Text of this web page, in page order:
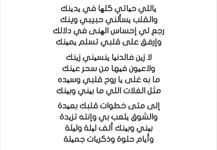
یاللي حیاتي كلھا في یدینك
والقلب یسألني حبيبي وينك
رجع لي إحساس الھنى في دلالك
وإرفق على قلبي تسلم یمینك
لا زین فالدنیا ینسیني زینك
ولاعیون فیها من سحر عینك
ما به غلى یا روح قلبي وسیده
مثل الغلات اللي ما بیني وبینك
إلى متى خطوات قلبك بعیدة
والشوق یلعب بي وإنته تزیدة
بیني وبینك ألف لیلة ولیلة
وأیام حلوة وذكریات جمیلة